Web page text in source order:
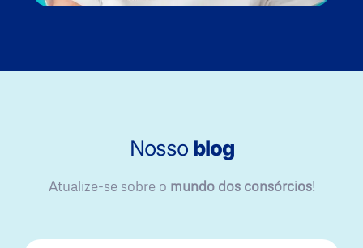
Nosso blog
Atualize-se sobre o mundo dos consórcios!